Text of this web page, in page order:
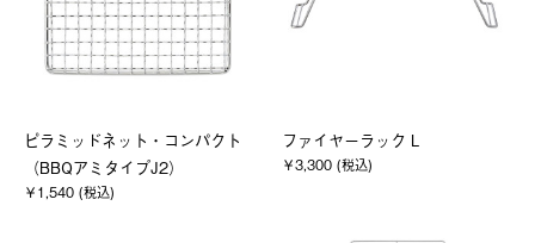
ピラミッドネット・コンパクト
（BBQアミタイプJ2）
￥1,540 (税込)
ファイヤーラック L
￥3,300 (税込)